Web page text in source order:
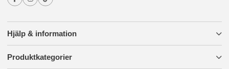
Hjälp & information
Produktkategorier